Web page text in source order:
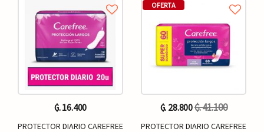
₲. 16.400
PROTECTOR DIARIO CAREFREE
OFERTA
₲. 28.800₲. 41.100
PROTECTOR DIARIO CAREFREE